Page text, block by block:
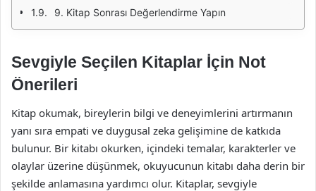
9. Kitap Sonrası Değerlendirme Yapın
Sevgiyle Seçilen Kitaplar İçin Not
Önerileri
Kitap okumak, bireylerin bilgi ve deneyimlerini artırmanın
yanı sıra empati ve duygusal zeka gelişimine de katkıda
bulunur. Bir kitabı okurken, içindeki temalar, karakterler ve
olaylar üzerine düşünmek, okuyucunun kitabı daha derin bir
şekilde anlamasına yardımcı olur. Kitaplar, sevgiyle